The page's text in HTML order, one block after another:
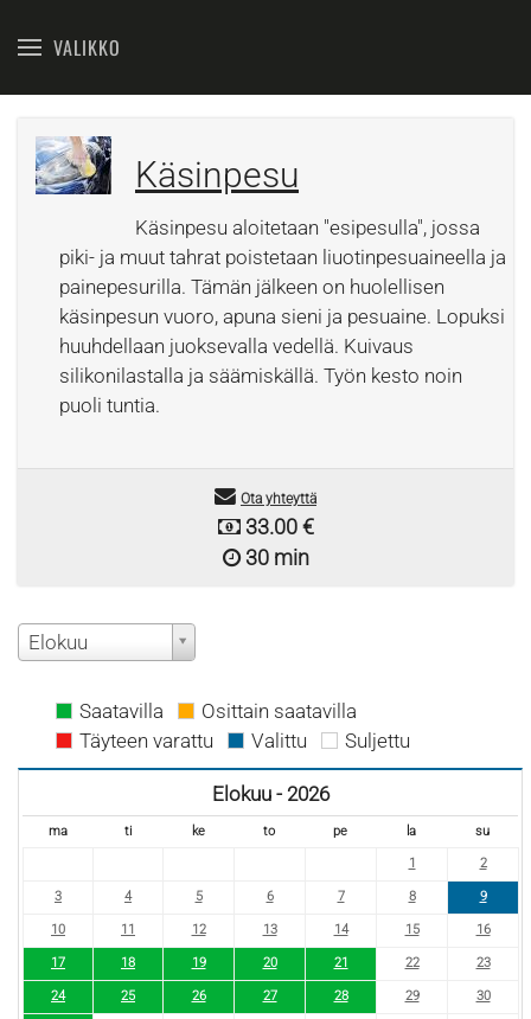
VALIKKO
Käsinpesu
Käsinpesu aloitetaan "esipesulla", jossa
piki- ja muut tahrat poistetaan liuotinpesuaineella ja
painepesurilla. Tämän jälkeen on huolellisen
käsinpesun vuoro, apuna sieni ja pesuaine. Lopuksi
huuhdellaan juoksevalla vedellä. Kuivaus
silikonilastalla ja säämiskällä. Työn kesto noin
puoli tuntia.
Ota yhteyttä
33.00 €
30 min
Elokuu
Saatavilla
Osittain saatavilla
Täyteen varattu
Valittu Suljettu
Elokuu - 2026
ma ti ke to pe la su
1 2
3 4 5 6 7 8 9
10 11 12 13 14 15 16
17 18 19 20 21 22 23
24 25 26 27 28 29 30